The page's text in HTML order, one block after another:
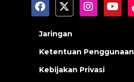
Jaringan
Ketentuan Penggunaan
Kebijakan Privasi